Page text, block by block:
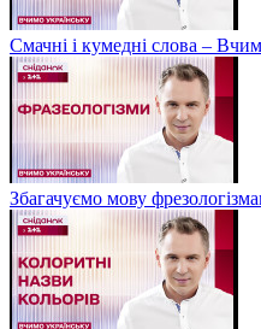
Смачні і кумедні слова –
Збагачуємо мову